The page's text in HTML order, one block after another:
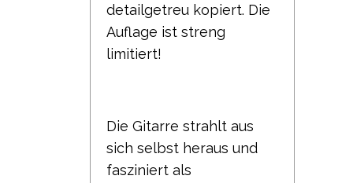
detailgetreu kopiert. Die
Auflage ist streng
limitiert!
Die Gitarre strahlt aus
sich selbst heraus und
fasziniert als